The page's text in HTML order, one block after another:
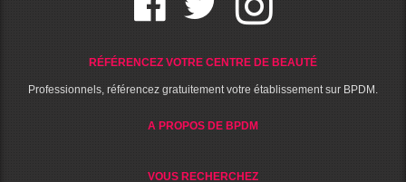
RÉFÉRENCEZ VOTRE CENTRE DE BEAUTÉ
Professionnels, référencez gratuitement votre établissement sur BPDM.
A PROPOS DE BPDM
VOUS RECHERCHEZ